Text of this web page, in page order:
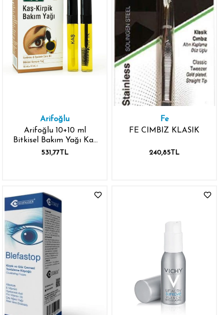
Arifoğlu
Arifoğlu 10+10 ml
Bitkisel Bakım Yağı Kaş
ve Kirpik İçin
531,77TL
Fe
FE CIMBIZ KLASIK
240,85TL